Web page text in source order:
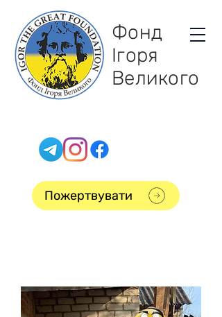
Фонд
Ігоря
Великого
Пожертвувати